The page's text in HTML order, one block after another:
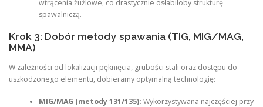
wtrącenia żużlowe, co drastycznie osłabiłoby strukturę
spawalniczą.
Krok 3: Dobór metody spawania (TIG, MIG/MAG,
MMA)
W zależności od lokalizacji pęknięcia, grubości stali oraz dostępu do
uszkodzonego elementu, dobieramy optymalną technologię:
MIG/MAG (metody 131/135): Wykorzystywana najczęściej przy